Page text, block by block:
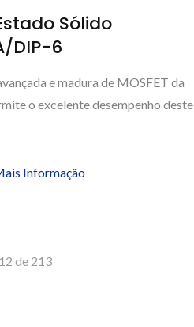
Sólido
DIP-6
e madura de MOSFET da
o excelente desempenho deste
Informação
de 213